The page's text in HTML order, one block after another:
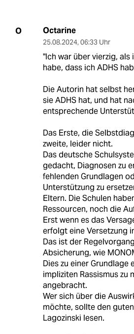
O Octarine
25.08.2024, 06:33 Uhr
"Ich war über vierzig, als
habe, dass ich ADHS
Die Autorin hat selbst
sie ADHS hat, und hat
entsprechende
Das Erste, die
zweite, leider nicht.
Das deutsche
gedacht, Diagnosen zu
fehlenden Grundlagen
Unterstützung zu
Eltern. Die Schulen
Ressourcen, noch die
Erst wenn es das
erfolgt eine Versetzung
Das ist der
Absicherung, wie
Dies zu einer Grundlage
impliziten Rassismus zu
angebracht.
Wer sich über die
möchte, sollte den
Lagozinski lesen.